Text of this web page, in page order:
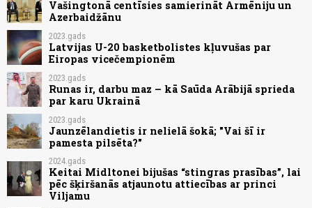
Vašingtonā centīsies samierināt Armēniju un
Azerbaidžānu
2023.gads
Latvijas U-20 basketbolistes kļuvušas par
Eiropas vicečempionēm
2023.gads
Runas ir, darbu maz – kā Saūda Arābijā sprieda
par karu Ukrainā
2023.gads
Jaunzēlandietis ir nelielā šokā; "Vai šī ir
pamesta pilsēta?"
2024.gads
Keitai Midltonei bijušas “stingras prasības”, lai
pēc šķiršanās atjaunotu attiecības ar princi
Viljamu